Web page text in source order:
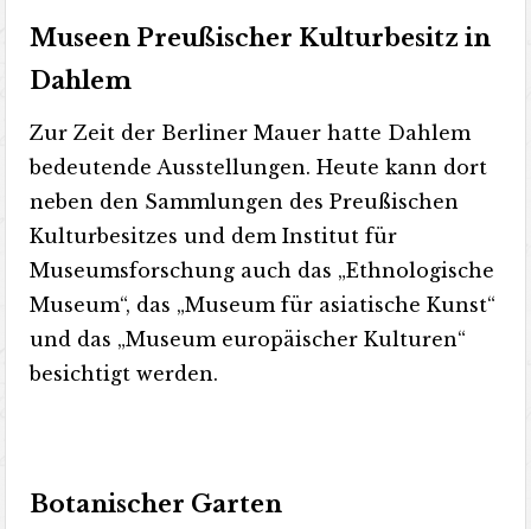
Museen Preußischer Kulturbesitz in
Dahlem
Zur Zeit der Berliner Mauer hatte Dahlem
bedeutende Ausstellungen. Heute kann dort
neben den Sammlungen des Preußischen
Kulturbesitzes und dem Institut für
Museumsforschung auch das „Ethnologische
Museum“, das „Museum für asiatische Kunst“
und das „Museum europäischer Kulturen“
besichtigt werden.
Botanischer Garten